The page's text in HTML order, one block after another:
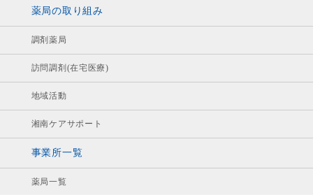
薬局の取り組み
調剤薬局
訪問調剤(在宅医療)
地域活動
湘南ケアサポート
事業所一覧
薬局一覧